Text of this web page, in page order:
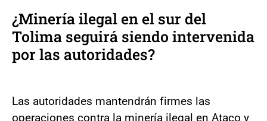
¿Minería ilegal en el sur del
Tolima seguirá siendo intervenida
por las autoridades?
Las autoridades mantendrán firmes las
operaciones contra la minería ilegal en Ataco y